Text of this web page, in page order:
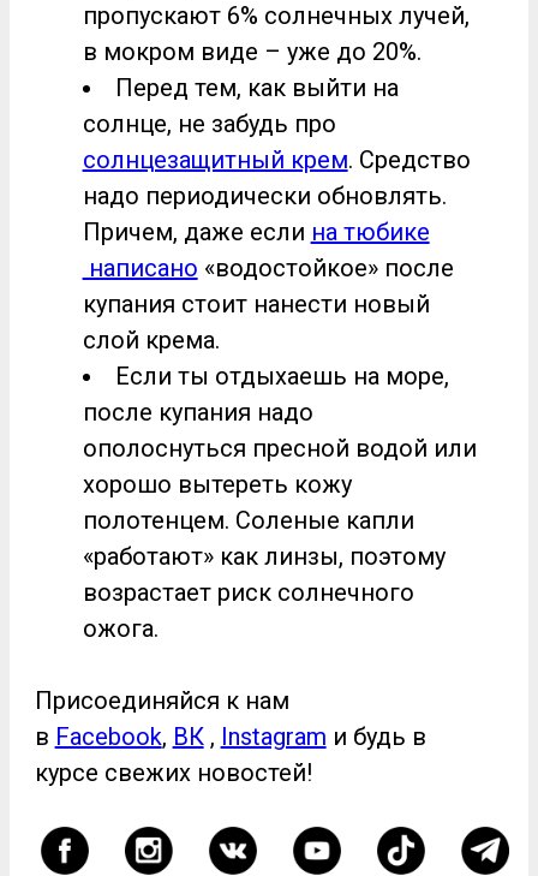
пропускают 6% солнечных лучей,
в мокром виде – уже до 20%.
Перед тем, как выйти на
солнце, не забудь про
солнцезащитный крем. Средство
надо периодически обновлять.
Причем, даже если на тюбике
написано «водостойкое» после
купания стоит нанести новый
слой крема.
Если ты отдыхаешь на море,
после купания надо
ополоснуться пресной водой или
хорошо вытереть кожу
полотенцем. Соленые капли
«работают» как линзы, поэтому
возрастает риск солнечного
ожога.
Присоединяйся к нам
в Facebook, ВК, Instagram и будь в
курсе свежих новостей!